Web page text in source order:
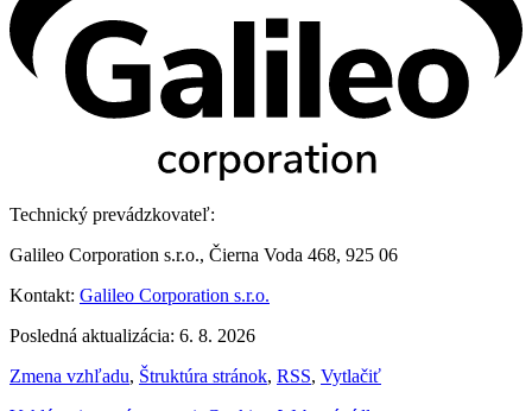
Technický prevádzkovateľ:
Galileo Corporation s.r.o., Čierna Voda 468, 925 06
Kontakt: Galileo Corporation s.r.o.
Posledná aktualizácia: 6. 8. 2026
Zmena vzhľadu, Štruktúra stránok, RSS, Vytlačiť